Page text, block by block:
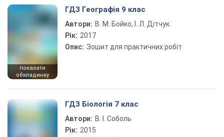
показати
обкладинку
ГДЗ Географія 9 клас
Автори: В. М. Бойко, І. Л. Дітчук
Рік: 2017
Опис: Зошит для практичних робіт
ГДЗ Біологія 7 клас
Автори: В. І. Соболь
Рік: 2015